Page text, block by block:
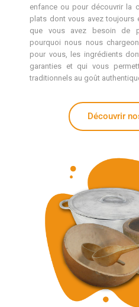
enfance ou pour découvrir la
plats dont vous avez toujours
que vous avez besoin de
pourquoi nous nous
pour vous, les ingrédients
garanties et qui vous
traditionnels au goût
Découvrir